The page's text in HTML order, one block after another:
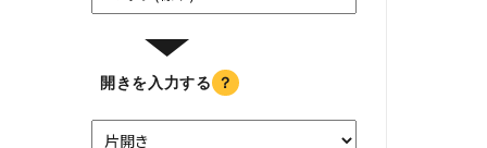
▼
開きを入力する ？